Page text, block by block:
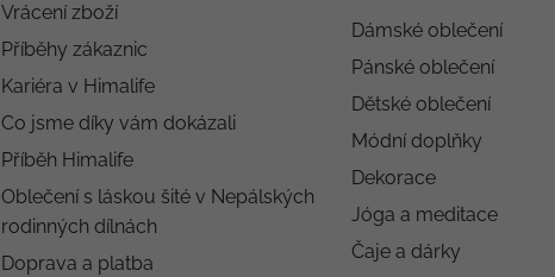
Vrácení zboží
Příběhy zákaznic
Kariéra v Himalife
Co jsme díky vám dokázali
Příběh Himalife
Oblečení s láskou šité v Nepálských
rodinných dílnách
Doprava a platba
Dámské oblečení
Pánské oblečení
Dětské oblečení
Módní doplňky
Dekorace
Jóga a meditace
Čaje a dárky